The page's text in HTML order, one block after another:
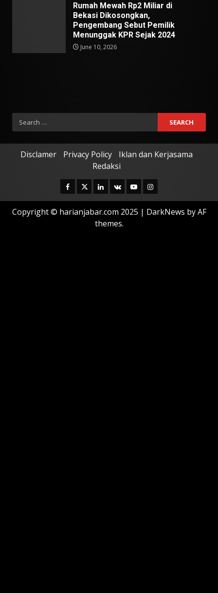
Rumah Mewah Rp2 Miliar di
Bekasi Dikosongkan,
Pengembang Sebut Pemilik
Menunggak KPR Sejak 2024
June 10, 2026
Search
for:
Disclamer Privacy Policy
Iklan dan Kerjasama
Redaksi
Facebook
TwitterLinkedin
VK YoutubeInstagram
Copyright © harianjabar.com 2025 | DarkNews by AF
themes.